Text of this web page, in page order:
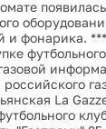
и фонарика.
La